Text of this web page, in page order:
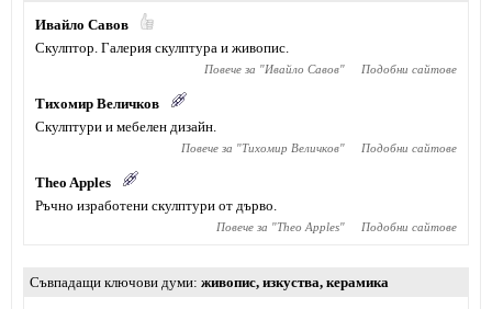
Ивайло Савов
Скулптор. Галерия скулптура и живопис.
Повече за "Ивайло Савов" Подобни сайтове
Тихомир Величков
Скулптури и мебелен дизайн.
Повече за "Тихомир Величков" Подобни сайтове
Theo Apples
Ръчно изработени скулптури от дърво.
Повече за "Theo Apples" Подобни сайтове
Съвпадащи ключови думи живопис, изкуства, керамика